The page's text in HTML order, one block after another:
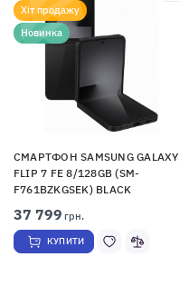
Хіт продажу
Новинка
СМАРТФОН SAMSUNG GALAXY
FLIP 7 FE 8/128GB (SM-
F761BZKGSEK) BLACK
37 799 грн.
КУПИТИ